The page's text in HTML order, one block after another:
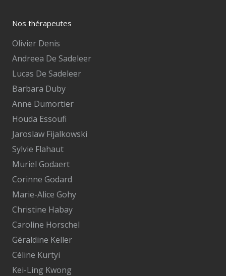
Nos thérapeutes
Olivier Denis
Andreea De Sadeleer
Lucas De Sadeleer
Barbara Duby
Anne Dumortier
Houda Essoufi
Jaroslaw Fijalkowski
Sylvie Flahaut
Muriel Godaert
Corinne Godard
Marie-Alice Gohy
Christine Habay
Caroline Horschel
Géraldine Keller
Céline Kurtyi
Kei-Ling Kwong